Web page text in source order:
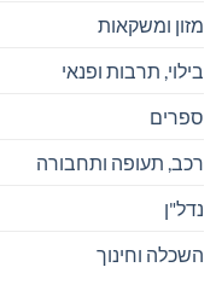
מזון ומשקאות
בילוי, תרבות ופנאי
ספרים
רכב, תעופה ותחבורה
נדל"ן
השכלה וחינוך